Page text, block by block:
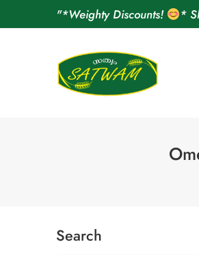
"*Weighty Discounts! *
Search